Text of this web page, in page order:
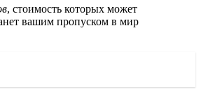
, стоимость которых может
вашим пропуском в мир